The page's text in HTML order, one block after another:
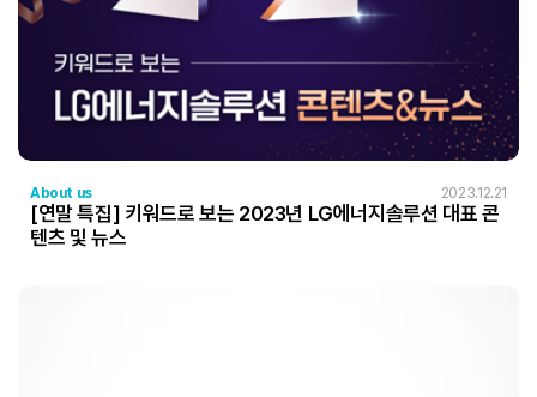
About us 2023.12.21
[연말 특집] 키워드로 보는 2023년 LG에너지솔루션 대표 콘
텐츠 및 뉴스